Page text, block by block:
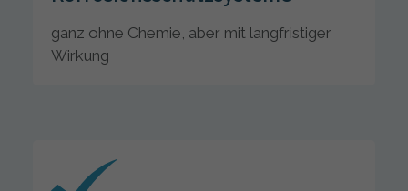
ganz ohne Chemie, aber mit langfristiger
Wirkung